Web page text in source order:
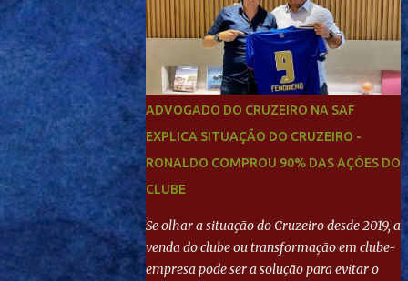
Jornais internacional divulgam interesse do
jogador. Neymar Pai nega
ADVOGADO DO CRUZEIRO NA SAF
EXPLICA SITUAÇÃO DO CRUZEIRO -
RONALDO COMPROU 90% DAS AÇÕES DO
CLUBE
Se olhar a situação do Cruzeiro desde 2019, a
venda do clube ou transformação em clube-
empresa pode ser a solução para evitar o